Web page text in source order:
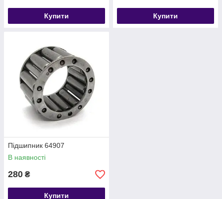
Купити Купити
Підшипник 64907
В наявності
280 ₴
Купити